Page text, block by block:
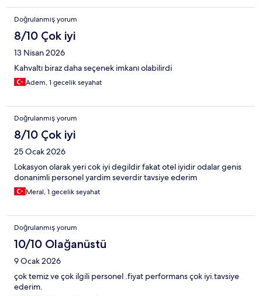
Doğrulanmış yorum
8/10 Çok iyi
13 Nisan 2026
Kahvaltı biraz daha seçenek imkanı olabilirdi
Adem, 1 gecelik seyahat
Doğrulanmış yorum
8/10 Çok iyi
25 Ocak 2026
Lokasyon olarak yeri cok iyi degildir fakat otel iyidir odalar genis
donanimli personel yardim severdir tavsiye ederim
Meral, 1 gecelik seyahat
Doğrulanmış yorum
10/10 Olağanüstü
9 Ocak 2026
çok temiz ve çok ilgili personel .fiyat performans çok iyi.tavsiye
ederim.